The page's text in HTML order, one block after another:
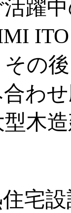
活躍
の
わ
木
宅